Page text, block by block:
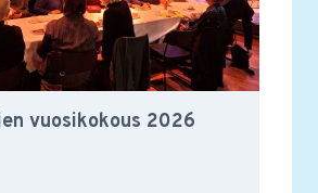
vuosikokous 2026